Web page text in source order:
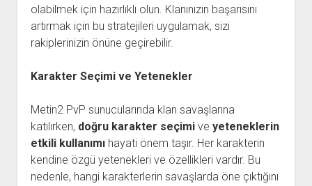
olabilmek için hazırlıklı olun. Klanınızın başarısını
artırmak için bu stratejileri uygulamak, sizi
rakiplerinizin önüne geçirebilir.
Karakter Seçimi ve Yetenekler
Metin2 PvP sunucularında klan savaşlarına
katılırken, doğru karakter seçimive yeteneklerin
etkili kullanımıhayati önem taşır. Her karakterin
kendine özgü yetenekleri ve özellikleri vardır. Bu
nedenle, hangi karakterlerin savaşlarda öne çıktığını